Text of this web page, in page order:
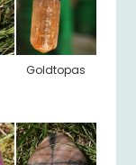
Goldtopas